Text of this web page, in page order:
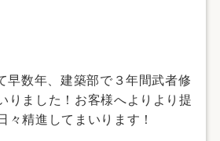
早数年、建築部で３年間武者修
りました！お客様へよりより提
々精進してまいります！